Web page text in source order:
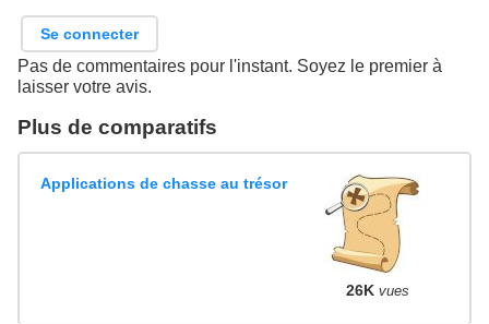
Se connecter
Pas de commentaires pour l'instant. Soyez le premier à
laisser votre avis.
Plus de comparatifs
Applications de chasse au trésor
26K vues